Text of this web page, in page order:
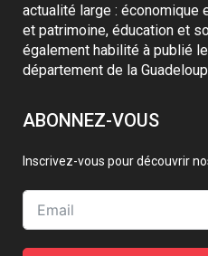
actualité large : économique
et patrimoine, éducation et
également habilité à publié
département de la
ABONNEZ-VOUS
Inscrivez-vous pour découvrir